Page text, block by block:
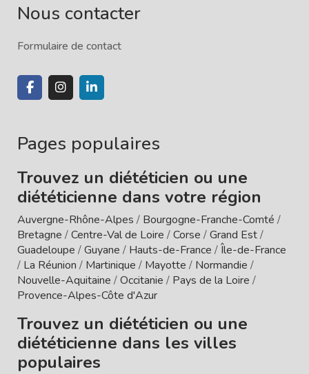
Nous contacter
Formulaire de contact
Pages populaires
Trouvez un diététicien ou une
diététicienne dans votre région
Auvergne-Rhône-Alpes / Bourgogne-Franche-Comté /
Bretagne /Centre-Val de Loire /Corse /Grand Est/
Guadeloupe /Guyane / Hauts-de-France /Île-de-France
/ La Réunion / Martinique / Mayotte / Normandie /
Nouvelle-Aquitaine /Occitanie / Pays de la Loire /
Provence-Alpes-Côte d'Azur
Trouvez un diététicien ou une
diététicienne dans les villes
populaires